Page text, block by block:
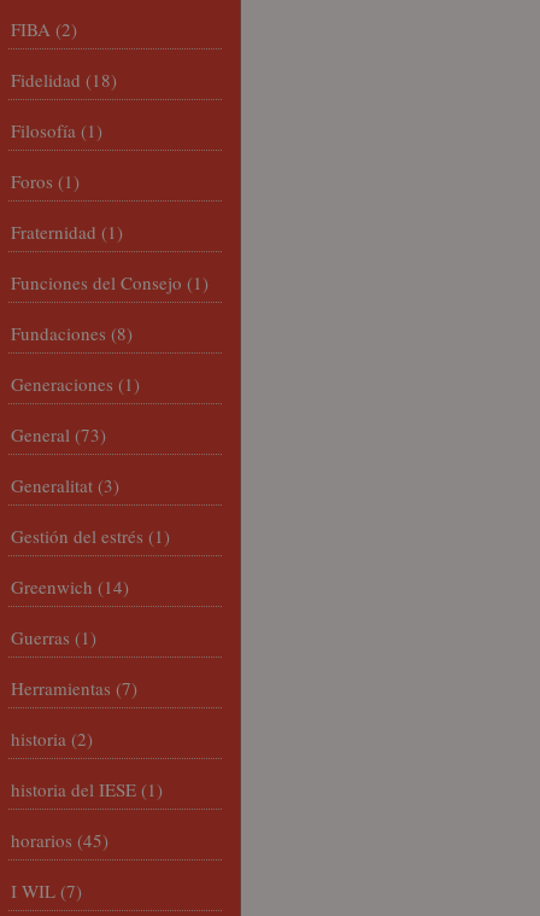
FIBA (2)
Fidelidad (18)
Filosofía (1)
Foros (1)
Fraternidad (1)
Funciones del Consejo (1)
Fundaciones (8)
Generaciones (1)
General (73)
Generalitat (3)
Gestión del estrés (1)
Greenwich (14)
Guerras (1)
Herramientas (7)
historia (2)
historia del IESE (1)
horarios (45)
I WIL (7)